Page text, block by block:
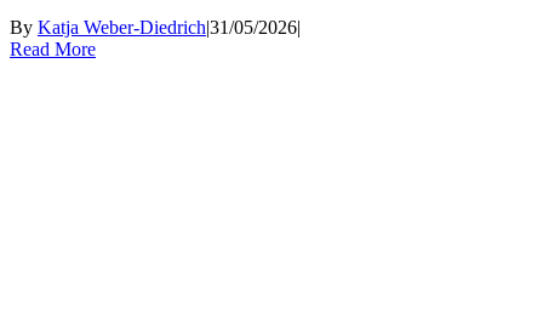
By Katja Weber-Diedrich|31/05/2026|
Read More